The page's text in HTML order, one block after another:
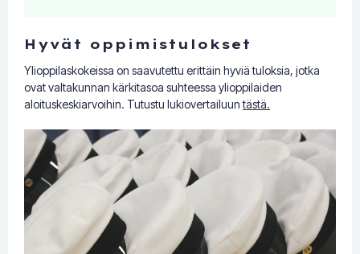
Hyvät oppimistulokset
Ylioppilaskokeissa on saavutettu erittäin hyviä tuloksia, jotka
ovat valtakunnan kärkitasoa suhteessa ylioppilaiden
aloituskeskiarvoihin. Tutustu lukiovertailuuntästä.